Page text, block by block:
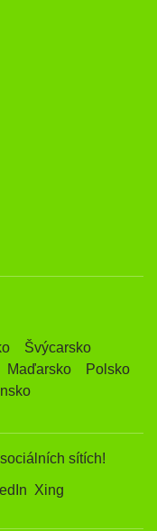
Švýcarsko
Maďarsko
Polsko
sítích!
Xing